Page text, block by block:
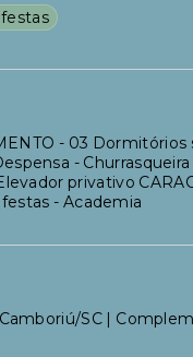
- 03
-
privativo
- Academia
SC |